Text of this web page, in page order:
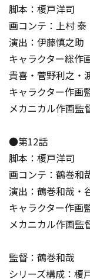
脚本：榎戸洋司
画コンテ：上村 泰
演出：伊藤慎之助
キャラクター総
貴喜・菅野利之・
キャラクター作画
メカニカル作画監
●第12話
脚本：榎戸洋司
画コンテ：鶴巻和
演出：鶴巻和哉・
キャラクター作画
メカニカル作画監
監督：鶴巻和哉
シリーズ構成：榎